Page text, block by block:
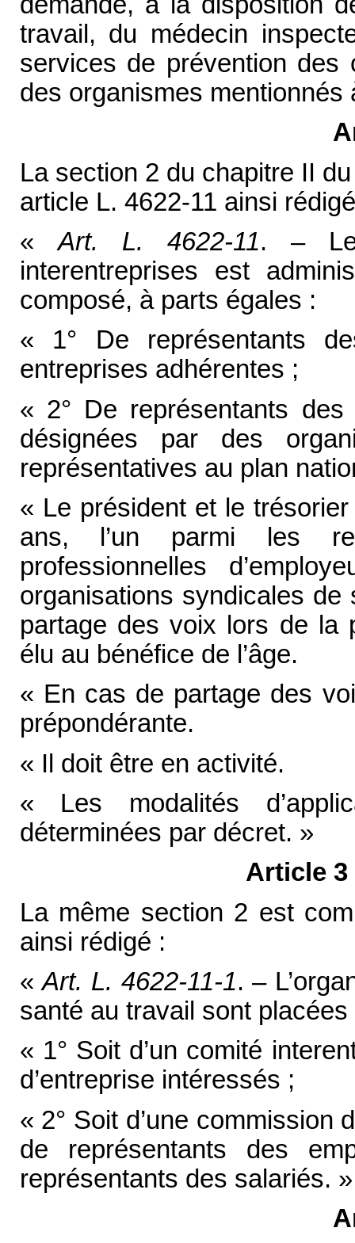
travail, du médecin
services de prévention des
des organismes mentionnés
La section 2 du chapitre II
article L. 4622-11 ainsi
«Art. L. 4622-11. – Le
interentreprises est
composé, à parts égales :
« 1° De représentants
entreprises adhérentes ;
« 2° De représentants des
désignées par des
représentatives au plan
« Le président et le
ans, l’un parmi les
professionnelles
organisations syndicales
partage des voix lors de la
élu au bénéfice de l’âge.
« En cas de partage des
prépondérante.
« Il doit être en activité.
« Les modalités
déterminées par décret. »
Article 3
La même section 2 est
ainsi rédigé :
«Art. L. 4622-11-1. –
santé au travail sont
« 1° Soit d’un comité
d’entreprise intéressés ;
« 2° Soit d’une commission
de représentants des
représentants des salariés. »